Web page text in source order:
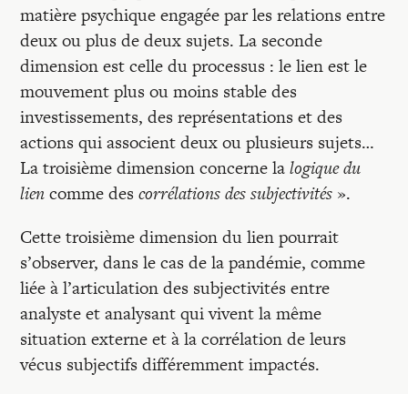
matière psychique engagée par les relations entre
deux ou plus de deux sujets. La seconde
dimension est celle du processus : le lien est le
mouvement plus ou moins stable des
investissements, des représentations et des
actions qui associent deux ou plusieurs sujets…
La troisième dimension concerne lalogique du
liencomme descorrélations des subjectivités ».
Cette troisième dimension du lien pourrait
s’observer, dans le cas de la pandémie, comme
liée à l’articulation des subjectivités entre
analyste et analysant qui vivent la même
situation externe et à la corrélation de leurs
vécus subjectifs différemment impactés.